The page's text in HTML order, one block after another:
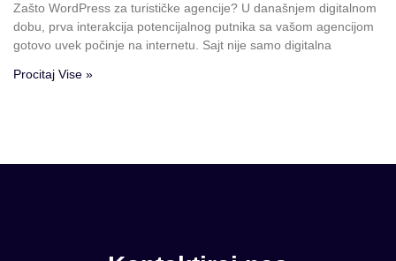
Zašto WordPress za turističke agencije? U današnjem digitalnom
dobu, prva interakcija potencijalnog putnika sa vašom agencijom
gotovo uvek počinje na internetu. Sajt nije samo digitalna
Procitaj Vise »